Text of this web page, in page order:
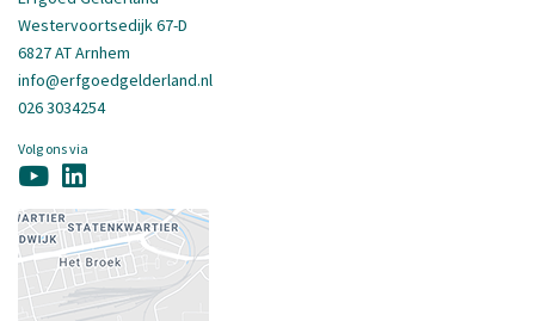
Westervoortsedijk 67-D
6827 AT Arnhem
info@erfgoedgelderland.nl
026 3034254
Volg ons via